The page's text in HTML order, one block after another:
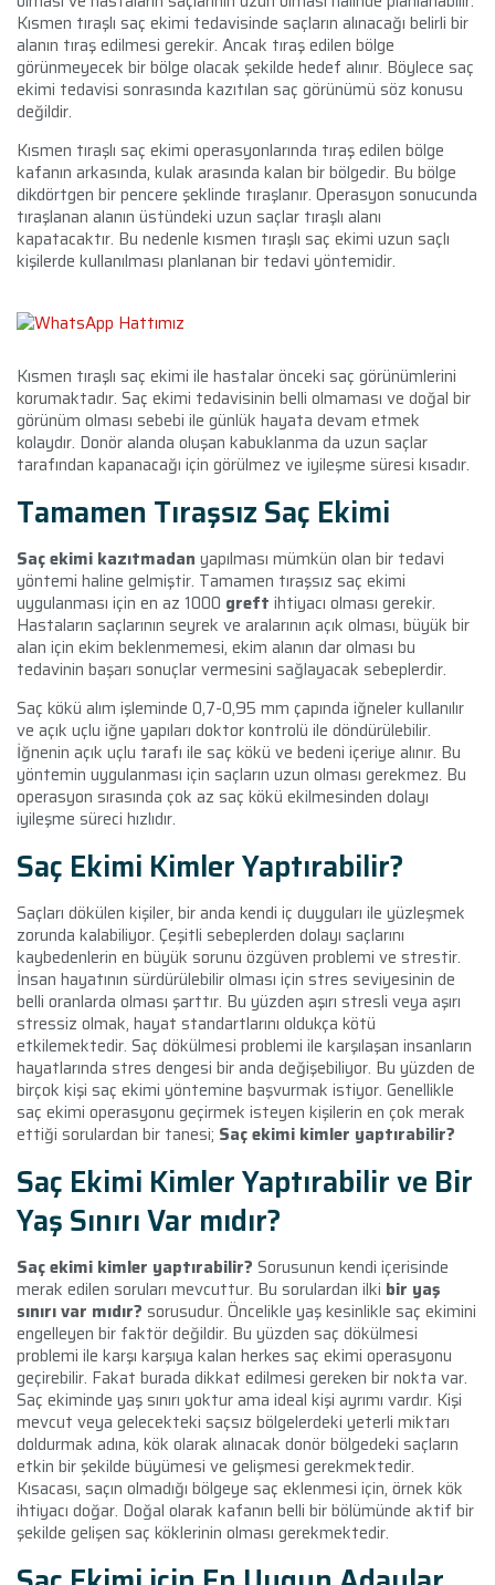
Kısmen tıraşlı saç ekimi tedavisinde saçların alınacağı belirli bir
alanın tıraş edilmesi gerekir. Ancak tıraş edilen bölge
görünmeyecek bir bölge olacak şekilde hedef alınır. Böylece saç
ekimi tedavisi sonrasında kazıtılan saç görünümü söz konusu
değildir.
Kısmen tıraşlı saç ekimi operasyonlarında tıraş edilen bölge
kafanın arkasında, kulak arasında kalan bir bölgedir. Bu bölge
dikdörtgen bir pencere şeklinde tıraşlanır. Operasyon sonucunda
tıraşlanan alanın üstündeki uzun saçlar tıraşlı alanı
kapatacaktır. Bu nedenle kısmen tıraşlı saç ekimi uzun saçlı
kişilerde kullanılması planlanan bir tedavi yöntemidir.
Kısmen tıraşlı saç ekimi ile hastalar önceki saç görünümlerini
korumaktadır. Saç ekimi tedavisinin belli olmaması ve doğal bir
görünüm olması sebebi ile günlük hayata devam etmek
kolaydır. Donör alanda oluşan kabuklanma da uzun saçlar
tarafından kapanacağı için görülmez ve iyileşme süresi kısadır.
Tamamen Tıraşsız Saç Ekimi
Saç ekimi kazıtmadan yapılması mümkün olan bir tedavi
yöntemi haline gelmiştir. Tamamen tıraşsız saç ekimi
uygulanması için en az 1000 greft ihtiyacı olması gerekir.
Hastaların saçlarının seyrek ve aralarının açık olması, büyük bir
alan için ekim beklenmemesi, ekim alanın dar olması bu
tedavinin başarı sonuçlar vermesini sağlayacak sebeplerdir.
Saç kökü alım işleminde 0,7-0,95 mm çapında iğneler kullanılır
ve açık uçlu iğne yapıları doktor kontrolü ile döndürülebilir.
İğnenin açık uçlu tarafı ile saç kökü ve bedeni içeriye alınır. Bu
yöntemin uygulanması için saçların uzun olması gerekmez. Bu
operasyon sırasında çok az saç kökü ekilmesinden dolayı
iyileşme süreci hızlıdır.
Saç Ekimi Kimler Yaptırabilir?
Saçları dökülen kişiler, bir anda kendi iç duyguları ile yüzleşmek
zorunda kalabiliyor. Çeşitli sebeplerden dolayı saçlarını
kaybedenlerin en büyük sorunu özgüven problemi ve strestir.
İnsan hayatının sürdürülebilir olması için stres seviyesinin de
belli oranlarda olması şarttır. Bu yüzden aşırı stresli veya aşırı
stressiz olmak, hayat standartlarını oldukça kötü
etkilemektedir. Saç dökülmesi problemi ile karşılaşan insanların
hayatlarında stres dengesi bir anda değişebiliyor. Bu yüzden de
birçok kişi saç ekimi yöntemine başvurmak istiyor. Genellikle
saç ekimi operasyonu geçirmek isteyen kişilerin en çok merak
ettiği sorulardan bir tanesi; Saç ekimi kimler yaptırabilir?
Saç Ekimi Kimler Yaptırabilir ve Bir
Yaş Sınırı Var mıdır?
Saç ekimi kimler yaptırabilir? Sorusunun kendi içerisinde
merak edilen soruları mevcuttur. Bu sorulardan ilki bir yaş
sınırı var mıdır? sorusudur. Öncelikle yaş kesinlikle saç ekimini
engelleyen bir faktör değildir. Bu yüzden saç dökülmesi
problemi ile karşı karşıya kalan herkes saç ekimi operasyonu
geçirebilir. Fakat burada dikkat edilmesi gereken bir nokta var.
Saç ekiminde yaş sınırı yoktur ama ideal kişi ayrımı vardır. Kişi
mevcut veya gelecekteki saçsız bölgelerdeki yeterli miktarı
doldurmak adına, kök olarak alınacak donör bölgedeki saçların
etkin bir şekilde büyümesi ve gelişmesi gerekmektedir.
Kısacası, saçın olmadığı bölgeye saç eklenmesi için, örnek kök
ihtiyacı doğar. Doğal olarak kafanın belli bir bölümünde aktif bir
şekilde gelişen saç köklerinin olması gerekmektedir.